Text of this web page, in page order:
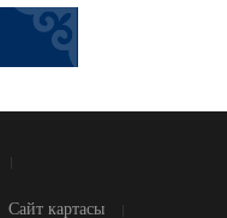
Сайт картасы